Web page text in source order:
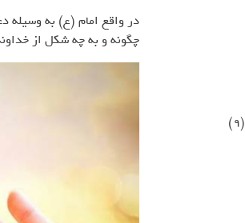
در واقع امام (ع) به وسیله
چگونه و به چه شکل از
(9)